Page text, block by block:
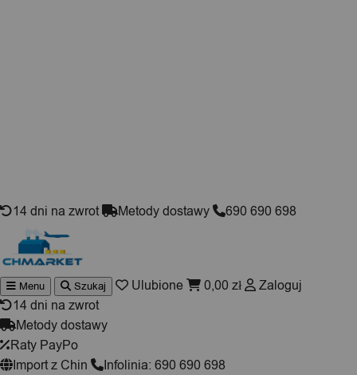
14 dni na zwrot Metody dostawy 690 690 698
Wyszukiwarka
produktów
Menu Szukaj Ulubione 0,00 zł
Zaloguj
14 dni na zwrot
Metody dostawy
Raty PayPo
Import z Chin
Infolinia: 690 690 698